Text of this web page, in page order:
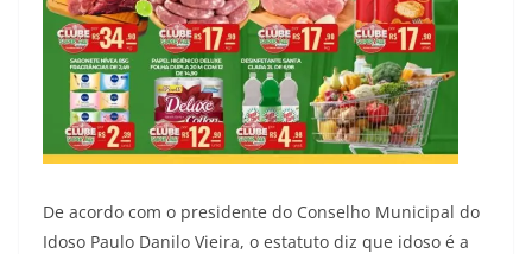
De acordo com o presidente do Conselho Municipal do
Idoso Paulo Danilo Vieira, o estatuto diz que idoso é a